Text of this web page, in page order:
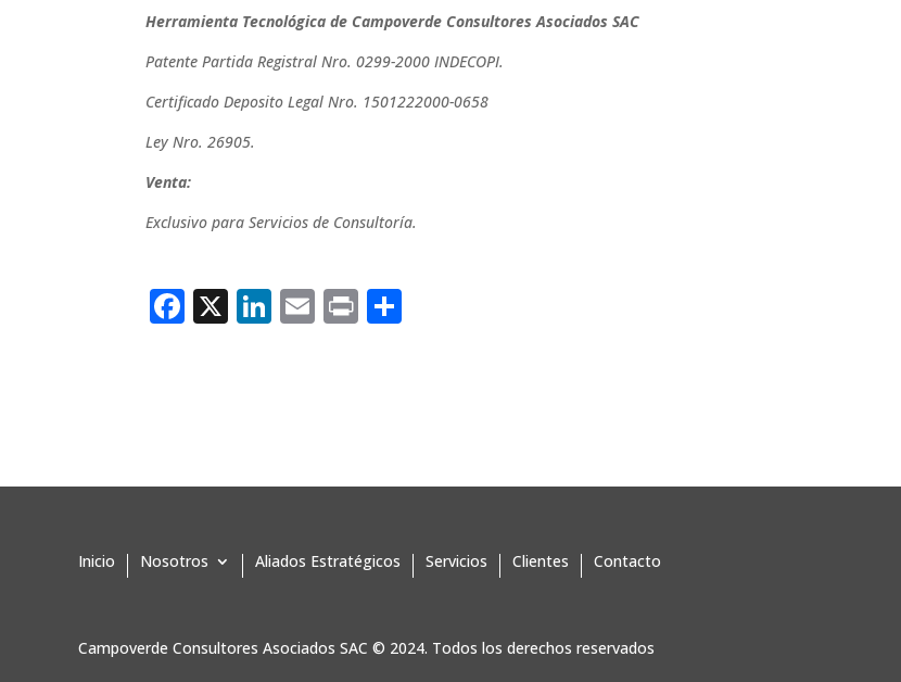
Herramienta Tecnológica de Campoverde Consultores Asociados SAC
Patente Partida Registral Nro. 0299-2000 INDECOPI.
Certificado Deposito Legal Nro. 1501222000-0658
Ley Nro. 26905.
Venta:
Exclusivo para Servicios de Consultoría.
Facebook
X LinkedIn
Email
Print
Inicio Nosotros Aliados Estratégicos Servicios Clientes Contacto
Campoverde Consultores Asociados SAC © 2024. Todos los derechos reservados